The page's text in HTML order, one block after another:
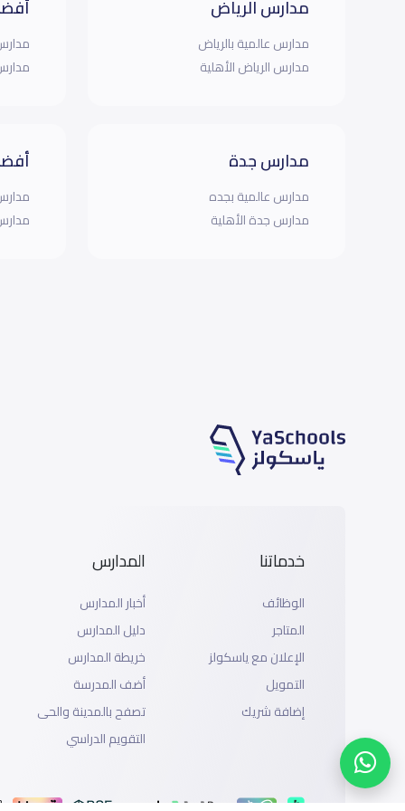
مدارس الرياض
مدارس عالمية بالرياض
مدارس الرياض الأهلية
مدارس جدة
مدارس عالمية بجده
مدارس جدة الأهلية
خدماتنا
الوظائف
المتاجر
الإعلان مع ياسكولز
التمويل
إضافة شريك
المدارس
أخبار المدارس
دليل المدارس
خريطة المدارس
أضف المدرسة
تصفح بالمدينة والحى
التقويم الدراسي